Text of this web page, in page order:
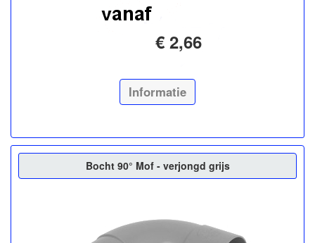
€ 2,66
Informatie
Bocht 90° Mof - verjongd grijs